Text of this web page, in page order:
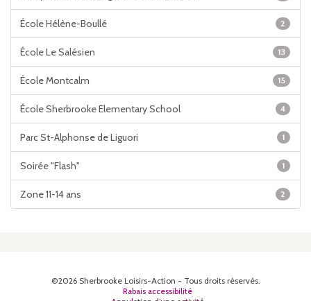
École Hélène-Boullé 2
École Le Salésien 13
École Montcalm 15
École Sherbrooke Elementary School 4
Parc St-Alphonse de Liguori 1
Soirée "Flash" 1
Zone 11-14 ans 2
©2026 Sherbrooke Loisirs-Action - Tous droits réservés.
Rabais accessibilité